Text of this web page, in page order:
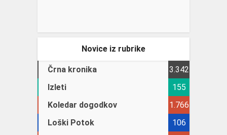
Novice iz rubrike
Črna kronika
3.342
Izleti
155
Koledar dogodkov
1.766
Loški Potok
106